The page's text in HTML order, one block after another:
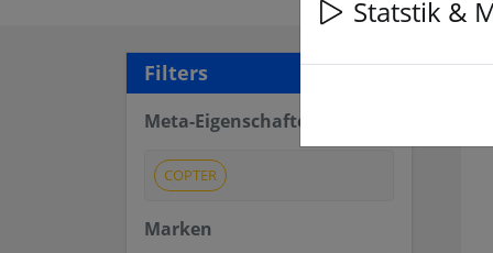
Filters
Meta-Eigenschaften
COPTER
Marken
27
Statstik &